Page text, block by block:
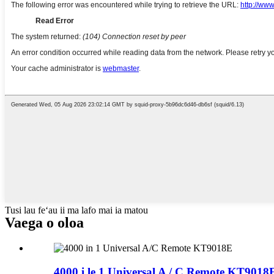
Tusi lau feʻau ii ma lafo mai ia matou
Vaega o oloa